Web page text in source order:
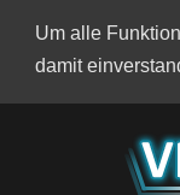
Um alle
damit